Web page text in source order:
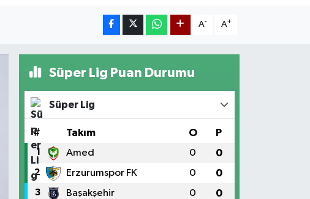
A- A+
Süper Lig Puan Durumu
Süper Lig
# Takım O P
1 Amed 0 0
2 Erzurumspor FK 0 0
3 Başakşehir 0 0